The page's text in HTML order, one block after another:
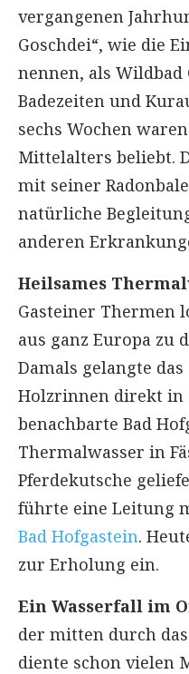
vergangenen
Goschdei“, wie die
nennen, als Wildbad
Badezeiten und
sechs Wochen
Mittelalters beliebt.
mit seiner
natürliche
anderen
Heilsames
Gasteiner Thermen
aus ganz Europa zu
Damals gelangte
Holzrinnen direkt in
benachbarte Bad
Thermalwasser in
Pferdekutsche
führte eine Leitung
Bad Hofgastein.
zur Erholung ein.
Ein Wasserfall im
der mitten durch
diente schon vielen